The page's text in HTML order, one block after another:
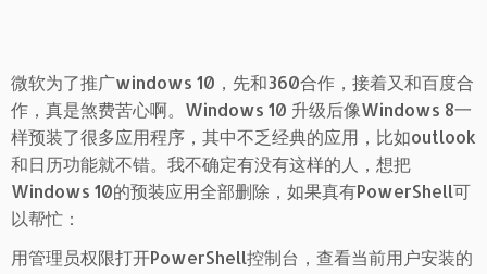
微软为了推广windows 10，先和360合作，接着又和百度合
作，真是煞费苦心啊。Windows 10 升级后像Windows 8一
样预装了很多应用程序，其中不乏经典的应用，比如outlook
和日历功能就不错。我不确定有没有这样的人，想把
Windows 10的预装应用全部删除，如果真有PowerShell可
以帮忙：
用管理员权限打开PowerShell控制台，查看当前用户安装的